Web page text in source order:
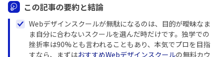
この記事の要約と結論
Webデザインスクールが無駄になるのは、目的が曖昧なま
ま自分に合わないスクールを選んだ時だけです。独学での
挫折率は90%とも言われることもあり、本気でプロを目指
すなら、まずはおすすめWebデザインスクールの無料カウ